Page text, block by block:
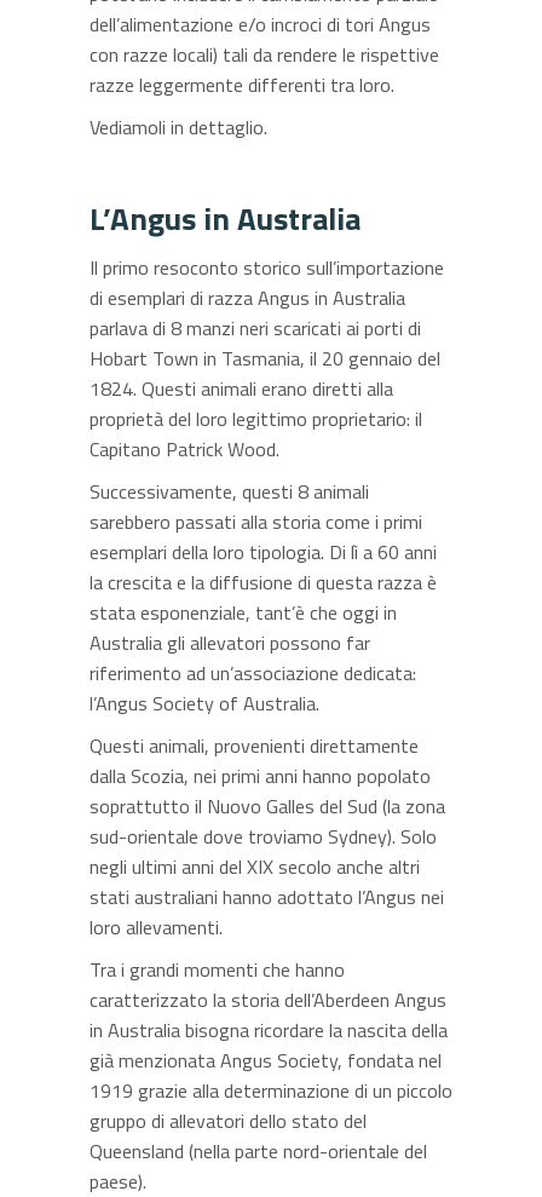
dell’alimentazione e/o incroci di tori Angus
con razze locali) tali da rendere le rispettive
razze leggermente differenti tra loro.
Vediamoli in dettaglio.
L’Angus in Australia
Il primo resoconto storico sull’importazione
di esemplari di razza Angus in Australia
parlava di 8 manzi neri scaricati ai porti di
Hobart Town in Tasmania, il 20 gennaio del
1824. Questi animali erano diretti alla
proprietà del loro legittimo proprietario: il
Capitano Patrick Wood.
Successivamente, questi 8 animali
sarebbero passati alla storia come i primi
esemplari della loro tipologia. Di lì a 60 anni
la crescita e la diffusione di questa razza è
stata esponenziale, tant’è che oggi in
Australia gli allevatori possono far
riferimento ad un’associazione dedicata:
l’Angus Society of Australia.
Questi animali, provenienti direttamente
dalla Scozia, nei primi anni hanno popolato
soprattutto il Nuovo Galles del Sud (la zona
sud-orientale dove troviamo Sydney). Solo
negli ultimi anni del XIX secolo anche altri
stati australiani hanno adottato l’Angus nei
loro allevamenti.
Tra i grandi momenti che hanno
caratterizzato la storia dell’Aberdeen Angus
in Australia bisogna ricordare la nascita della
già menzionata Angus Society, fondata nel
1919 grazie alla determinazione di un piccolo
gruppo di allevatori dello stato del
Queensland (nella parte nord-orientale del
paese).